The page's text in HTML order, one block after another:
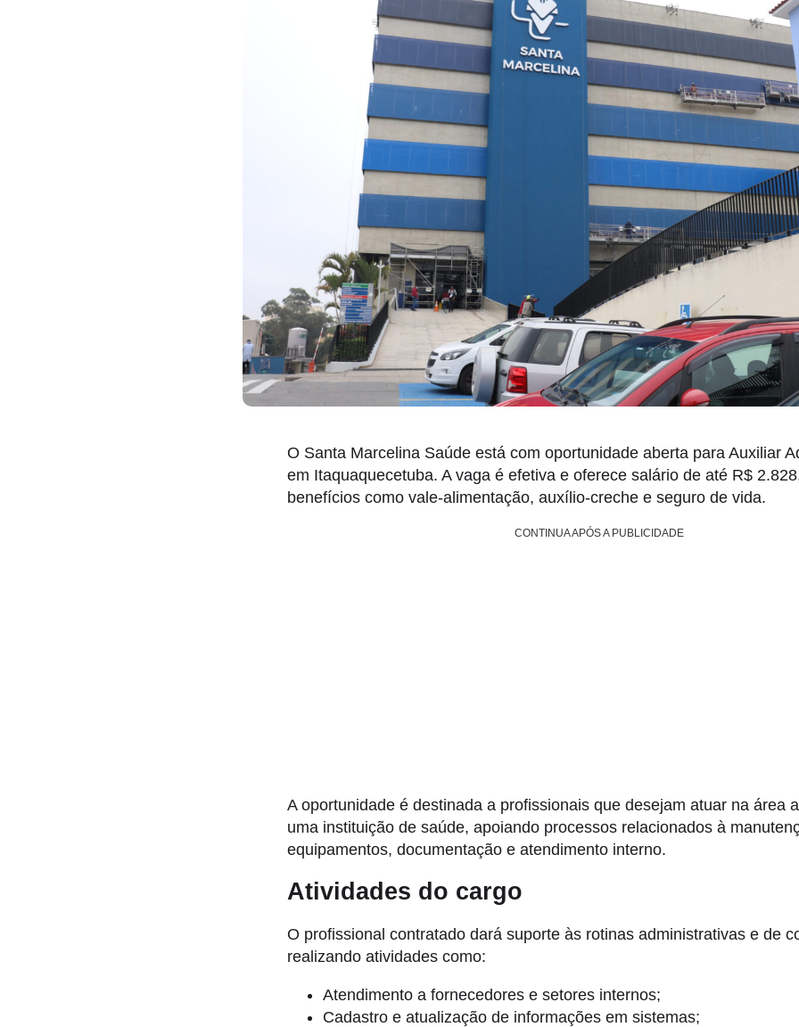
O Santa Marcelina Saúde está com oportunidade aberta para Auxiliar
em Itaquaquecetuba. A vaga é efetiva e oferece salário de até R$
benefícios como vale-alimentação, auxílio-creche e seguro de vida.
CONTINUA APÓS A PUBLICIDADE
A oportunidade é destinada a profissionais que desejam atuar na área
uma instituição de saúde, apoiando processos relacionados à
equipamentos, documentação e atendimento interno.
Atividades do cargo
O profissional contratado dará suporte às rotinas administrativas e de
realizando atividades como:
Atendimento a fornecedores e setores internos;
Cadastro e atualização de informações em sistemas;